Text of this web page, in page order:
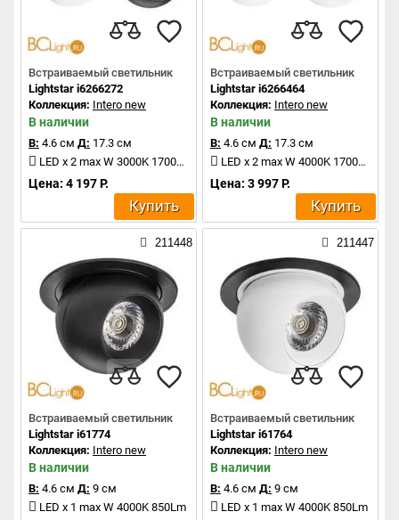
Встраиваемый светильник
Lightstar i6266272
Коллекция: Intero new
В наличии
В: 4.6 см Д: 17.3 см
LED x 2 max W 3000K 1700Lm
Цена: 4 197 Р.
Купить
Встраиваемый светильник
Lightstar i6266464
Коллекция: Intero new
В наличии
В: 4.6 см Д: 17.3 см
LED x 2 max W 4000K 1700Lm
Цена: 3 997 Р.
Купить
211448
Встраиваемый светильник
Lightstar i61774
Коллекция: Intero new
В наличии
В: 4.6 см Д: 9 см
LED x 1 max W 4000K 850Lm
211447
Встраиваемый светильник
Lightstar i61764
Коллекция: Intero new
В наличии
В: 4.6 см Д: 9 см
LED x 1 max W 4000K 850Lm